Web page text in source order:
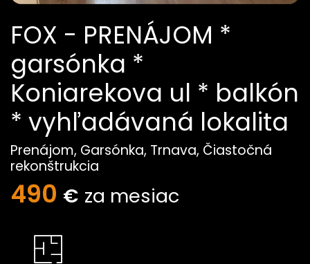
FOX - PRENÁJOM *
garsónka *
Koniarekova ul * balkón
* vyhľadávaná lokalita
Prenájom, Garsónka, Trnava, Čiastočná
rekonštrukcia
490 € za mesiac